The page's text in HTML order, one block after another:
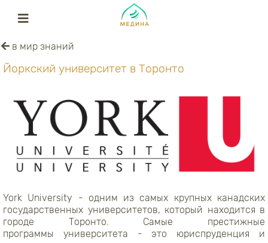
в мир знаний
Йоркский университет в Торонто
York University - одним из самых крупных канадских
государственных университетов, который находится в
городе Торонто. Самые престижные
программы университета - это юриспруденция и